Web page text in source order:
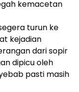
kemacetan
turun ke
kejadian
dari sopir
dipicu oleh
pasti masih